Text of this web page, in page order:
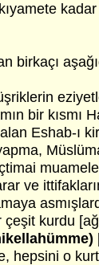
birkaçı
bir kısmı
Eshab-ı
ve
kurdu
hepsini o